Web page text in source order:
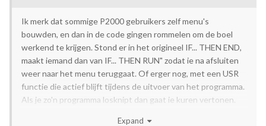
Ik merk dat sommige P2000 gebruikers zelf menu's
bouwden, en dan in de code gingen rommelen om de boel
werkend te krijgen. Stond er in het origineel IF... THEN END,
maakt iemand dan van IF... THEN RUN" zodat ie na afsluiten
weer naar het menu teruggaat. Of erger nog, met een USR
functie die actief blijft tijdens de uitvoer van het programma.
Als je zo'n programma losknipt dan gaat ie kuren vertonen.
Expand